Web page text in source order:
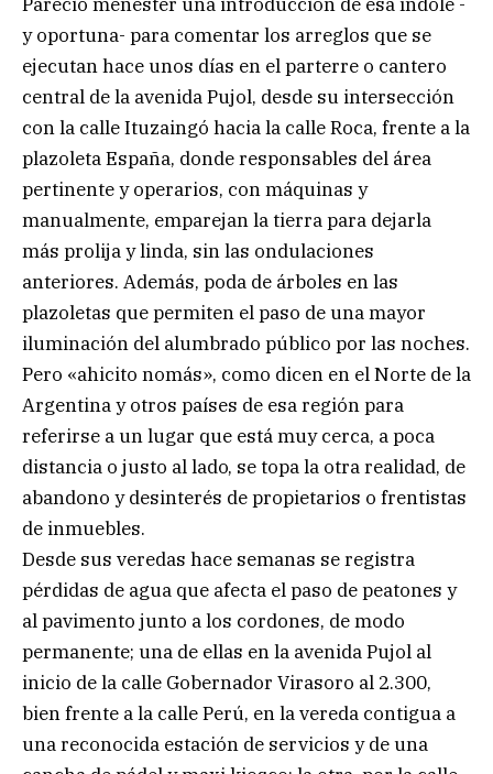
y oportuna- para comentar los arreglos que se
ejecutan hace unos días en el parterre o cantero
central de la avenida Pujol, desde su intersección
con la calle Ituzaingó hacia la calle Roca, frente a la
plazoleta España, donde responsables del área
pertinente y operarios, con máquinas y
manualmente, emparejan la tierra para dejarla
más prolija y linda, sin las ondulaciones
anteriores. Además, poda de árboles en las
plazoletas que permiten el paso de una mayor
iluminación del alumbrado público por las noches.
Pero «ahicito nomás», como dicen en el Norte de la
Argentina y otros países de esa región para
referirse a un lugar que está muy cerca, a poca
distancia o justo al lado, se topa la otra realidad, de
abandono y desinterés de propietarios o frentistas
de inmuebles.
Desde sus veredas hace semanas se registra
pérdidas de agua que afecta el paso de peatones y
al pavimento junto a los cordones, de modo
permanente; una de ellas en la avenida Pujol al
inicio de la calle Gobernador Virasoro al 2.300,
bien frente a la calle Perú, en la vereda contigua a
una reconocida estación de servicios y de una